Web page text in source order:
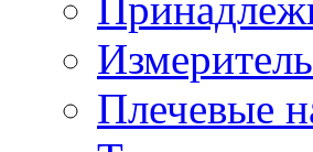
Плечевые